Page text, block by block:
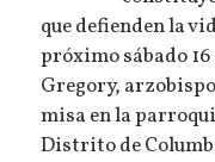
que defienden la
próximo sábado
Gregory,
misa en la
Distrito de